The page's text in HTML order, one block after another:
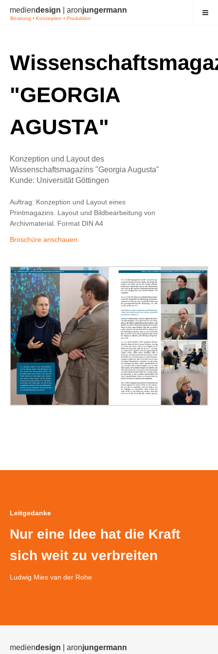
mediendesign | aronjungermann
Beratung • Konzeption • Produktion
"GEORGIA
AGUSTA"
Konzeption und Layout des
Wissenschaftsmagazins "Georgia Augusta"
Kunde: Universität Göttingen
Auftrag: Konzeption und Layout eines
Printmagazins. Layout und Bildbearbeitung von
Archivmaterial. Format DIN A4
Broschüre anschauen
Leitgedanke
Nur eine Idee hat die Kraft
sich weit zu verbreiten
Ludwig Mies van der Rohe
mediendesign | aronjungermann